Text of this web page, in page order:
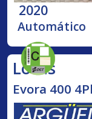
2020
Automático
Lotus
Evora 400